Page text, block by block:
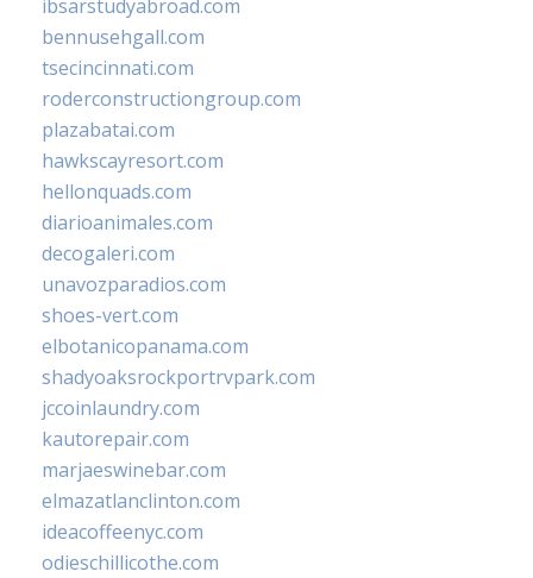
ibsarstudyabroad.com
bennusehgall.com
tsecincinnati.com
roderconstructiongroup.com
plazabatai.com
hawkscayresort.com
hellonquads.com
diarioanimales.com
decogaleri.com
unavozparadios.com
shoes-vert.com
elbotanicopanama.com
shadyoaksrockportrvpark.com
jccoinlaundry.com
kautorepair.com
marjaeswinebar.com
elmazatlanclinton.com
ideacoffeenyc.com
odieschillicothe.com